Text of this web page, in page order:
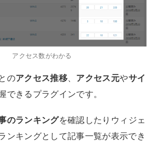
アクセス数がわかる
のアクセス推移、 アクセス元やサイ
できるプラグインです。
のランキング を確認したりウィジェ
ンキングとして記事一覧が表示でき